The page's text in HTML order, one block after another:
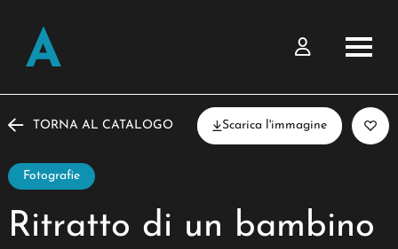
TORNA AL CATALOGO Scarica l'immagine
Fotografie
Ritratto di un bambino